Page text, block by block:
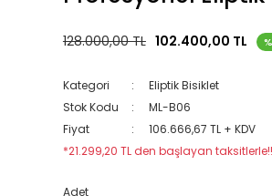
128.000,00 TL 102.400,00 TL
Kategori
Eliptik Bisiklet
Stok Kodu
ML-B06
Fiyat
106.666,67 TL + KDV
*21.299,20 TL den başlayan taksitlerle!!
Adet